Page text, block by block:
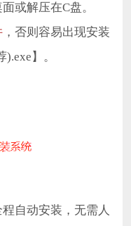
或解压在C盘。
，否则容易出现安装
】。
自动安装，无需人